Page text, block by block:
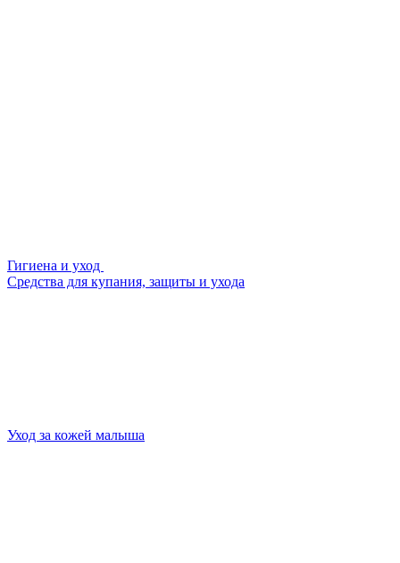
Гигиена и уход
Средства для купания, защиты и ухода
Уход за кожей малыша